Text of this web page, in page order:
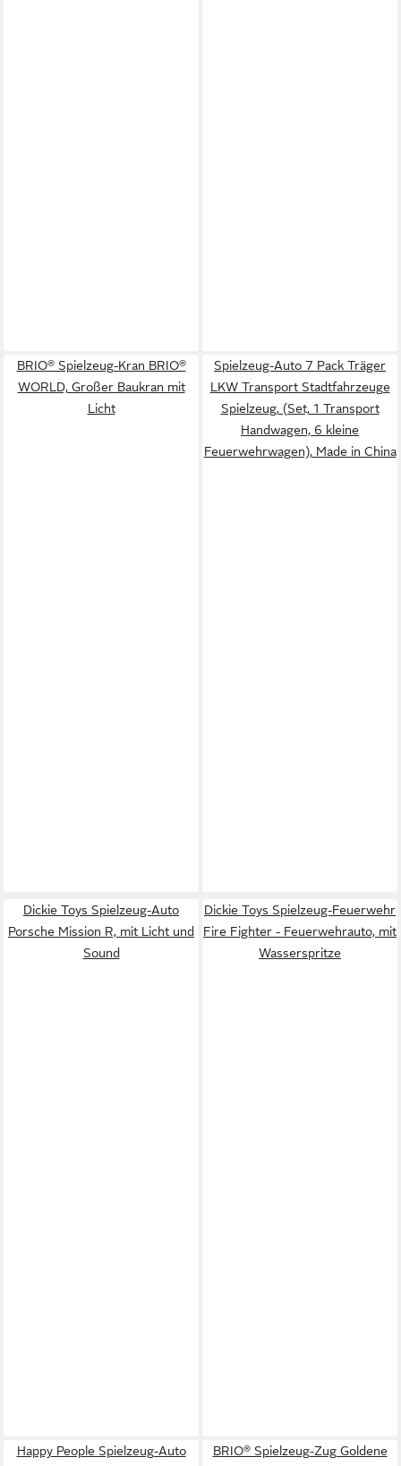
BRIO® Spielzeug-Kran BRIO®
WORLD, Großer Baukran mit
Licht
Spielzeug-Auto 7 Pack Träger
LKW Transport Stadtfahrzeuge
Spielzeug, (Set, 1 Transport
Handwagen, 6 kleine
Feuerwehrwagen), Made in China
Dickie Toys Spielzeug-Auto
Porsche Mission R, mit Licht und
Sound
Dickie Toys Spielzeug-Feuerwehr
Fire Fighter - Feuerwehrauto, mit
Wasserspritze
Happy People Spielzeug-Auto
BRIO® Spielzeug-Zug Goldene